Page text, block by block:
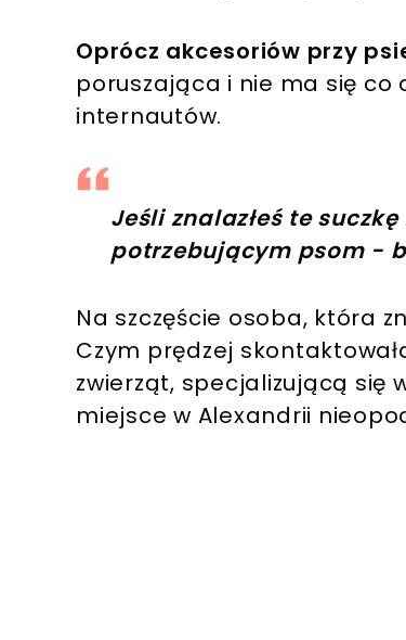
Oprócz akcesoriów przy
poruszająca i nie ma się co
internautów.
Jeśli znalazłeś te
potrzebującym psom -
Na szczęście osoba, która
Czym prędzej
zwierząt, specjalizującą się
miejsce w Alexandrii